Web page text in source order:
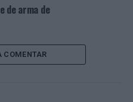
desta Polícia
no Tribunal de
medida de coação mais
de arma de
COMENTAR